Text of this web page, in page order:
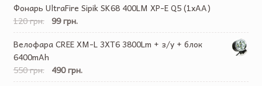
Фонарь UltraFire Sipik SK68 400LM XP-E Q5 (1хАА)
120 грн. 99 грн.
Велофара CREE XM-L 3XT6 3800Lm + з/у + блок
6400mAh
550 грн.
490 грн.